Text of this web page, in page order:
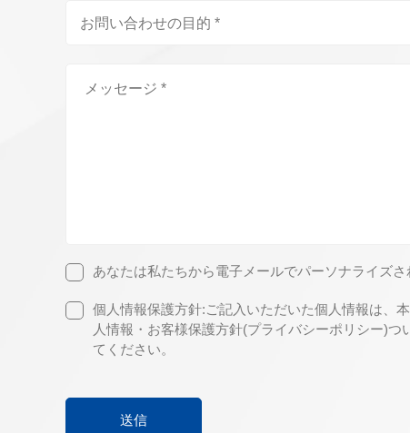
あなたは私たちから電子メールでパーソナライズ
個人情報保護方針:ご記入いただいた個人情報は、
人情報・お客様保護方針(プライバシーポリシー)
てください。
送信